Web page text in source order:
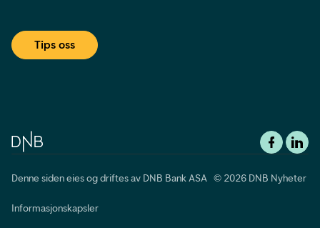
Tips oss
Denne siden eies og driftes av DNB Bank ASA © 2026 DNB Nyheter
Informasjonskapsler